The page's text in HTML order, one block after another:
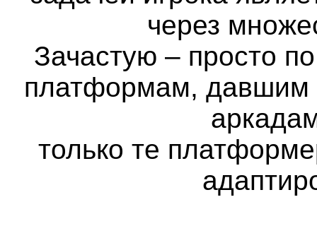
через
Зачастую – просто
платформам, давшим
только те